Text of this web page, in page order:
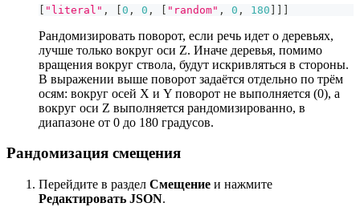
"literal" , 0 , 0 , "random" , 0 , 180
Рандомизировать поворот, если речь идет о деревьях,
лучше только вокруг оси Z. Иначе деревья, помимо
вращения вокруг ствола, будут искривляться в стороны.
В выражении выше поворот задаётся отдельно по трём
осям: вокруг осей X и Y поворот не выполняется (0), а
вокруг оси Z выполняется рандомизированно, в
диапазоне от 0 до 180 градусов.
Рандомизация смещения
Перейдите в раздел Смещение и нажмите
Редактировать JSON.